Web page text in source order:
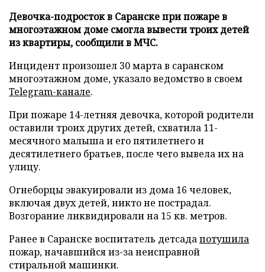
Девочка-подросток в Саранске при пожаре в
многоэтажном доме смогла вывести троих детей
из квартиры, сообщили в МЧС.
Инцидент произошел 30 марта в саранском
многоэтажном доме, указало ведомство в своем
Telegram-канале.
При пожаре 14-летняя девочка, которой родители
оставили троих других детей, схватила 11-
месячного малыша и его пятилетнего и
десятилетнего братьев, после чего вывела их на
улицу.
Огнеборцы эвакуировали из дома 16 человек,
включая двух детей, никто не пострадал.
Возгорание ликвидировали на 15 кв. метров.
Ранее в Саранске воспитатель детсадапотушила
пожар, начавшийся из-за неисправной
стиральной машинки.